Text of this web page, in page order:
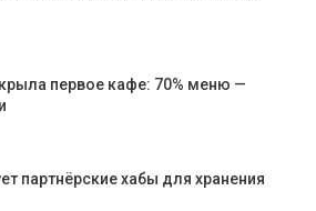
первое кафе: 70% меню —
партнёрские хабы для хранения